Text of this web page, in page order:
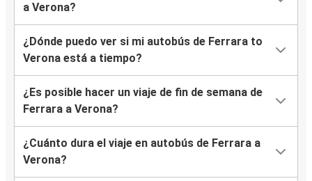
a Verona?
¿Dónde puedo ver si mi autobús de Ferrara to
Verona está a tiempo?
¿Es posible hacer un viaje de fin de semana de
Ferrara a Verona?
¿Cuánto dura el viaje en autobús de Ferrara a
Verona?